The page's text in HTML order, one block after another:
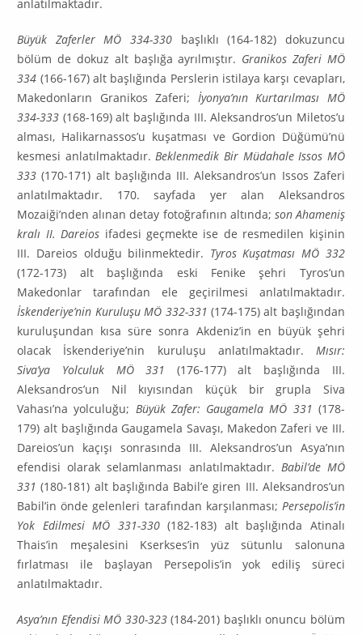
anlatılmaktadır.
Büyük Zaferler MÖ 334-330 başlıklı (164-182) dokuzuncu
bölüm de dokuz alt başlığa ayrılmıştır. Granikos Zaferi MÖ
334 (166-167) alt başlığında Perslerin istilaya karşı cevapları,
Makedonların Granikos Zaferi; İyonya’nın Kurtarılması MÖ
334-333 (168-169) alt başlığında III. Aleksandros’un Miletos’u
alması, Halikarnassos’u kuşatması ve Gordion Düğümü’nü
kesmesi anlatılmaktadır.Beklenmedik Bir Müdahale Issos MÖ
333 (170-171) alt başlığında III. Aleksand­ros’un Issos Zaferi
anlatılmaktadır. 170. sayfada yer alan Aleksandros
Mozaiği’nden alınan detay fotoğrafının altında; son Ahameniş
kralı II. Dareios ifadesi geçmekte ise de resmedi­len kişinin
III. Dareios olduğu bilinmektedir. Tyros Kuşatması MÖ 332
(172-173) alt başlığında eski Fenike şehri Tyros’un
Makedonlar tarafından ele geçirilmesi anlatılmaktadır.
İsken­deriye’nin Kuruluşu MÖ 332-331 (174-175) alt başlığından
kuruluşundan kısa süre sonra Akdeniz’in en büyük şehri
olacak İskenderiye’nin kuruluşu anlatılmaktadır. Mısır:
Siva’ya Yolculuk MÖ 331
(176-177) alt başlığında III.
Aleksandros’un Nil kıyısından küçük bir grupla Siva
Vahası’na yolculuğu; Büyük Zafer: Gauga­mela MÖ 331 (178-
179) alt başlığında Gaugamela Savaşı, Makedon Zaferi ve III.
Dare­ios’un kaçışı sonrasında III. Aleksandros’un Asya’nın
efendisi olarak selamlanması anlatıl­makta­dır. Babil’de MÖ
331 (180-181) alt başlığında Babil’e giren III. Aleksandros’un
Ba­bil’in önde gelenleri tarafın­dan karşılanması; Persepolis’in
Yok Edilmesi MÖ 331-330(182-183) alt başlığında Atinalı
Thais’in meşalesini Kserkses’in yüz sütunlu salonuna
fırlatması ile başlayan Persepolis’in yok ediliş süreci
anlatılmaktadır.
Asya’nın Efendisi MÖ 330-323(184-201) başlıklı onuncu bölüm